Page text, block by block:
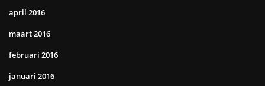
april 2016
maart 2016
februari 2016
januari 2016